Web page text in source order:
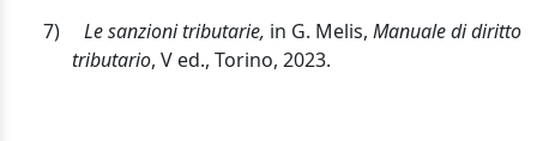
7) Le sanzioni tributarie, in G. Melis, Manuale di diritto
tributario, V ed., Torino, 2023.